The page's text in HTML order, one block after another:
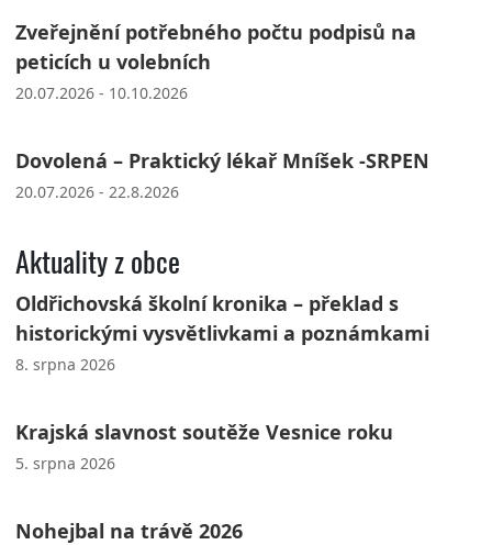
Zveřejnění potřebného počtu podpisů na
peticích u volebních
20.07.2026 - 10.10.2026
Dovolená – Praktický lékař Mníšek -SRPEN
20.07.2026 - 22.8.2026
Aktuality z obce
Oldřichovská školní kronika – překlad s
historickými vysvětlivkami a poznámkami
8. srpna 2026
Krajská slavnost soutěže Vesnice roku
5. srpna 2026
Nohejbal na trávě 2026